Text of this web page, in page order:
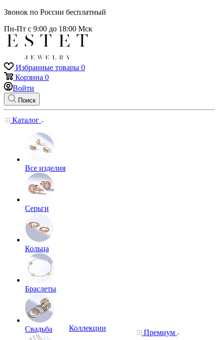
Звонок по России бесплатный
Пн-Пт с 9:00 до 18:00 Мск
Избранные товары 0
Корзина 0
Войти
Поиск
Каталог
Все изделия
Серьги
Кольца
Браслеты
Свадьба
Коллекции
Премиум